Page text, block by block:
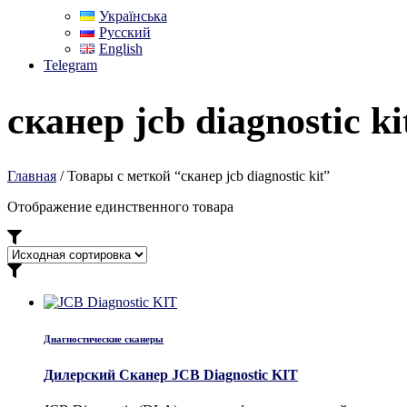
Українська
Русский
English
Telegram
сканер jcb diagnostic
Главная / Товары с меткой “сканер jcb diagnostic kit”
Отображение единственного товара
Диагностические сканеры
Дилерский Сканер JCB Diagnostic KIT